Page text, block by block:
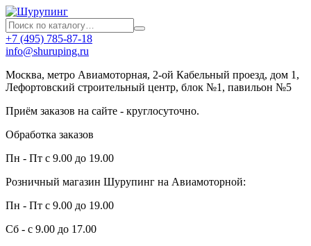
+7 (495) 785-87-18
info@shuruping.ru
Москва, метро Авиамоторная, 2-ой Кабельный проезд, дом 1,
Лефортовский строительный центр, блок №1, павильон №5
Приём заказов на сайте - круглосуточно.
Обработка заказов
Пн - Пт с 9.00 до 19.00
Розничный магазин Шурупинг на Авиамоторной:
Пн - Пт с 9.00 до 19.00
Сб - с 9.00 до 17.00